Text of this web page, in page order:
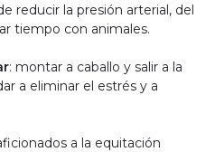
reducir la presión arterial, del
tiempo con animales.
: montar a caballo y salir a la
a eliminar el estrés y a
a la equitación